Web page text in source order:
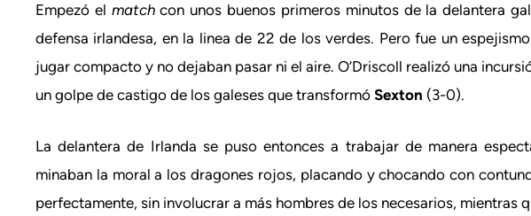
Empezó el matchcon unos buenos primeros minutos de la delantera
defensa irlandesa, en la linea de 22 de los verdes. Pero fue un
jugar compacto y no dejaban pasar ni el aire. O’Driscoll realizó una
un golpe de castigo de los galeses que transformó Sexton (3-0).
La delantera de Irlanda se puso entonces a trabajar de manera
minaban la moral a los dragones rojos, placando y chocando con
perfectamente, sin involucrar a más hombres de los necesarios, mientras